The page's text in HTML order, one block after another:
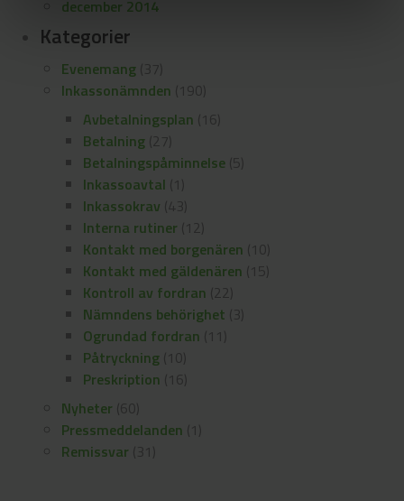
december 2014
Kategorier
Evenemang (37)
Inkassonämnden (190)
Avbetalningsplan (16)
Betalning (27)
Betalningspåminnelse (5)
Inkassoavtal (1)
Inkassokrav (43)
Interna rutiner (12)
Kontakt med borgenären (10)
Kontakt med gäldenären (15)
Kontroll av fordran (22)
Nämndens behörighet (3)
Ogrundad fordran (11)
Påtryckning (10)
Preskription (16)
Nyheter (60)
Pressmeddelanden (1)
Remissvar (31)